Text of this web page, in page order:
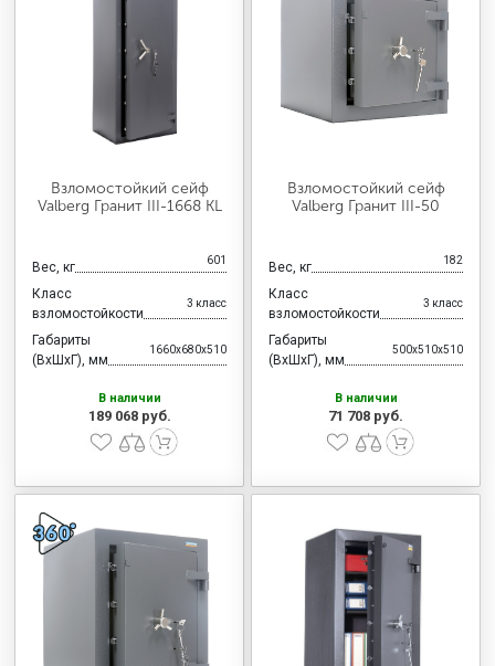
Взломостойкий сейф
Valberg Гранит III-1668 KL
Вес, кг 601
Класс
взломостойкости
3 класс
Габариты
(ВхШхГ), мм
1660x680x510
В наличии
189 068 руб.
Взломостойкий сейф
Valberg Гранит III-50
Вес, кг 182
Класс
взломостойкости
3 класс
Габариты
(ВхШхГ), мм
500x510x510
В наличии
71 708 руб.